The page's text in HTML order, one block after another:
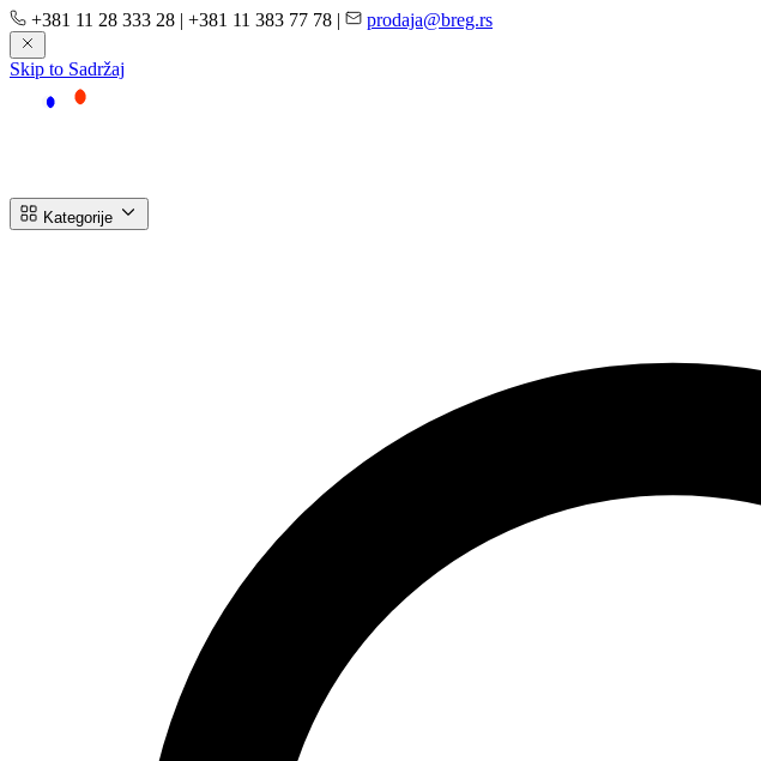
+381 11 28 333 28 | +381 11 383 77 78 | prodaja@breg.rs
Skip to Sadržaj
Kategorije